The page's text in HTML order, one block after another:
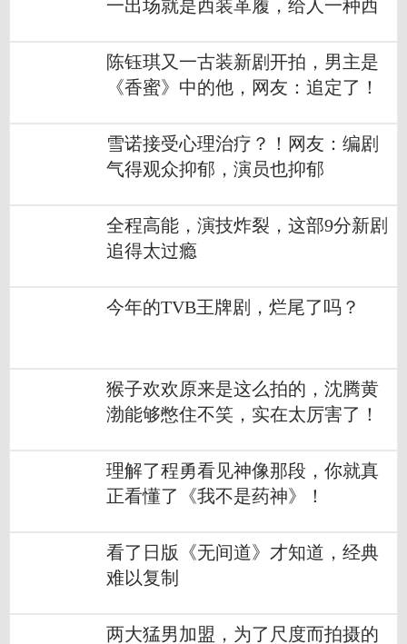
一出场就是西装革履，给人一种西
陈钰琪又一古装新剧开拍，男主是
《香蜜》中的他，网友：追定了！
雪诺接受心理治疗？！网友：编剧
气得观众抑郁，演员也抑郁
全程高能，演技炸裂，这部9分新剧
追得太过瘾
今年的TVB王牌剧，烂尾了吗？
猴子欢欢原来是这么拍的，沈腾黄
渤能够憋住不笑，实在太厉害了！
理解了程勇看见神像那段，你就真
正看懂了《我不是药神》！
看了日版《无间道》才知道，经典
难以复制
两大猛男加盟，为了尺度而拍摄的